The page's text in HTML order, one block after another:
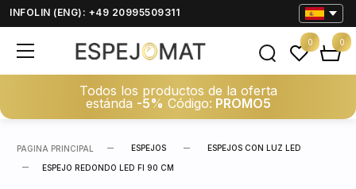
INFOLIN (ENG): +49 20995509311
Todos los productos de la oferta
estánda -5% Código: PROMO5
0 0
PAGINA PRINCIPAL ESPEJOS ESPEJOS CON LUZ LED
ESPEJO REDONDO LED FI 90 CM